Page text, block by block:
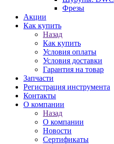
Фрезы
Акции
Как купить
Назад
Как купить
Условия оплаты
Условия доставки
Гарантия на товар
Запчасти
Регистрация инструмента
Контакты
О компании
Назад
О компании
Новости
Сертификаты